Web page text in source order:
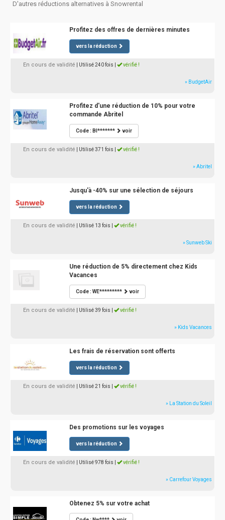
D'autres réductions alternatives à Snowrental
Profitez des offres de dernières minutes
vers la réduction
En cours de validité | Utilisé 240 fois vérifié !
» BudgetAir
Profitez d'une réduction de 10% pour votre
commande Abritel
Code : BI******* voir
En cours de validité | Utilisé 371 fois vérifié !
» Abritel
Jusqu'à -40% sur une sélection de séjours
vers la réduction
En cours de validité | Utilisé 13 fois vérifié !
» Sunweb Ski
Une réduction de 5% directement chez Kids
Vacances
Code : WE********* voir
En cours de validité | Utilisé 39 fois vérifié !
» Kids Vacances
Les frais de réservation sont offerts
vers la réduction
En cours de validité | Utilisé 21 fois vérifié !
» La Station du Soleil
Des promotions sur les voyages
vers la réduction
En cours de validité | Utilisé 978 fois vérifié !
» Carrefour Voyages
Obtenez 5% sur votre achat